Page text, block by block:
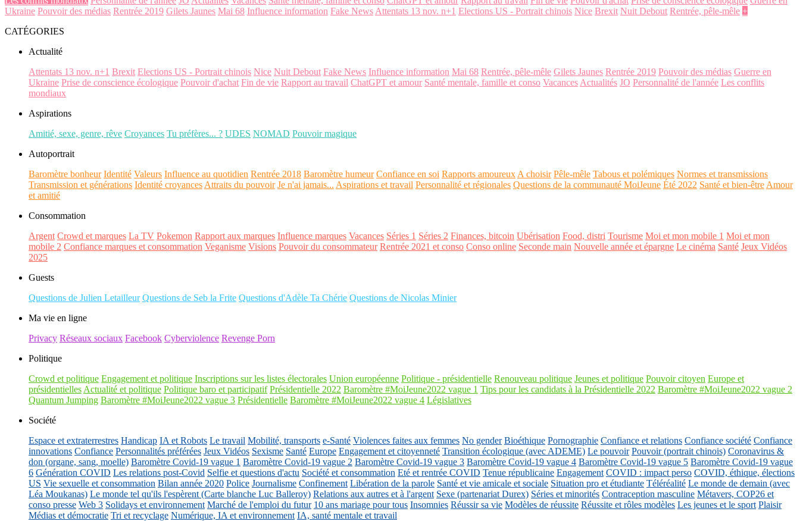
Ukraine Pouvoir des médias Rentrée 2019 Gilets Jaunes Mai 68 Influence information Fake News Attentats 13 nov. n+1 Elections US - Portrait chinois Nice Brexit Nuit Debout Rentrée, pêle-mêle +
CATÉGORIES
Actualité
Attentats 13 nov. n+1 Brexit Elections US - Portrait chinois Nice Nuit Debout Fake News Influence information Mai 68 Rentrée, pêle-mêle Gilets Jaunes Rentrée 2019 Pouvoir des médias Guerre en
Ukraine Prise de conscience écologique Pouvoir d'achat Fin de vie Rapport au travail ChatGPT et amour Santé mentale, famille et conso Vacances Actualités JO Personnalité de l'année Les conflits
mondiaux
Aspirations
Amitié, sexe, genre, rêve Croyances Tu préfères... ? UDES NOMAD Pouvoir magique
Autoportrait
Baromètre bonheur Identité Valeurs Influence au quotidien Rentrée 2018 Baromètre humeur Confiance en soi Rapports amoureux A choisir Pêle-mêle Tabous et polémiques Normes et transmissions
Transmission et générations Identité croyances Attraits du pouvoir Je n'ai jamais... Aspirations et travail Personnalité et régionales Questions de la communauté MoiJeune Été 2022 Santé et bien-être Amour
et amitié
Consommation
Argent Crowd et marques La TV Pokemon Rapport aux marques Influence marques Vacances Séries 1 Séries 2 Finances, bitcoin Ubérisation Food, distri Tourisme Moi et mon mobile 1 Moi et mon
mobile 2 Confiance marques et consommation Veganisme Visions Pouvoir du consommateur Rentrée 2021 et conso Conso online Seconde main Nouvelle année et épargne Le cinéma Santé Jeux Vidéos
2025
Guests
Questions de Julien Letailleur Questions de Seb la Frite Questions d'Adèle Ta Chérie Questions de Nicolas Minier
Ma vie en ligne
Privacy Réseaux sociaux Facebook Cyberviolence Revenge Porn
Politique
Crowd et politique Engagement et politique Inscriptions sur les listes électorales Union européenne Politique - présidentielle Renouveau politique Jeunes et politique Pouvoir citoyen Europe et
présidentielles Actualité et politique Politique baro et participatif Présidentielle 2022 Baromètre #MoiJeune2022 vague 1 Tips pour les candidats à la Présidentielle 2022 Baromètre #MoiJeune2022 vague 2
Quantum Jumping Baromètre #MoiJeune2022 vague 3 Présidentielle Baromètre #MoiJeune2022 vague 4 Législatives
Société
Espace et extraterrestres Handicap IA et Robots Le travail Mobilité, transports e-Santé Violences faites aux femmes No gender Bioéthique Pornographie Confiance et relations Confiance société Confiance
innovations Confiance Personnalités préférées Jeux Vidéos Sexisme Santé Europe Engagement et citoyenneté Transition écologique (avec ADEME) Le pouvoir Pouvoir (portrait chinois) Coronavirus &
don (organe, sang, moelle) Baromètre Covid-19 vague 1 Baromètre Covid-19 vague 2 Baromètre Covid-19 vague 3 Baromètre Covid-19 vague 4 Baromètre Covid-19 vague 5 Baromètre Covid-19 vague
6 Génération COVID Les relations post-Covid Selfie et questions d'actu Société et consommation Eté et rentrée COVID Tenue républicaine Engagement COVID : impact perso COVID, éthique, élections
US Vie sexuelle et consommation Bilan année 2020 Police Journalisme Confinement Libération de la parole Santé et vie amicale et sociale Situation pro et étudiante Téléréalité Le monde de demain (avec
Léa Moukanas) Le monde tel qu'ils l'espèrent (Carte blanche Luc Balleroy) Relations aux autres et à l'argent Sexe (partenariat Durex) Séries et minorités Contraception masculine Métavers, COP26 et
conso presse Web 3 Solidays et environnement Marché de l'emploi du futur 10 ans mariage pour tous Insomnies Réussir sa vie Modèles de réussite Réussite et rôles modèles Les jeunes et le sport Plaisir
Médias et démocratie Tri et recyclage Numérique, IA et environnement IA, santé mentale et travail